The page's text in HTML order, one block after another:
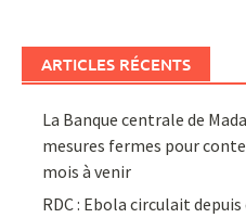
ARTICLES RÉCENTS
La Banque centrale de
mesures fermes pour
mois à venir
RDC : Ebola circulait